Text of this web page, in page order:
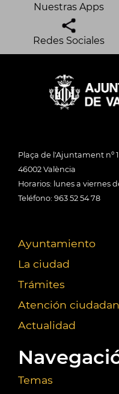
Nuestras Apps
Redes Sociales
Plaça de l'Ajuntament nº 1
46002 València
Horarios: lunes a viernes
Teléfono: 963 52 54 78
Ayuntamiento
La ciudad
Trámites
Atención
Actualidad
Temas